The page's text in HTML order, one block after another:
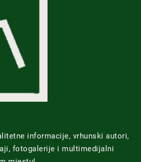
informacije, vrhunski autori,
fotogalerije i multimedijalni